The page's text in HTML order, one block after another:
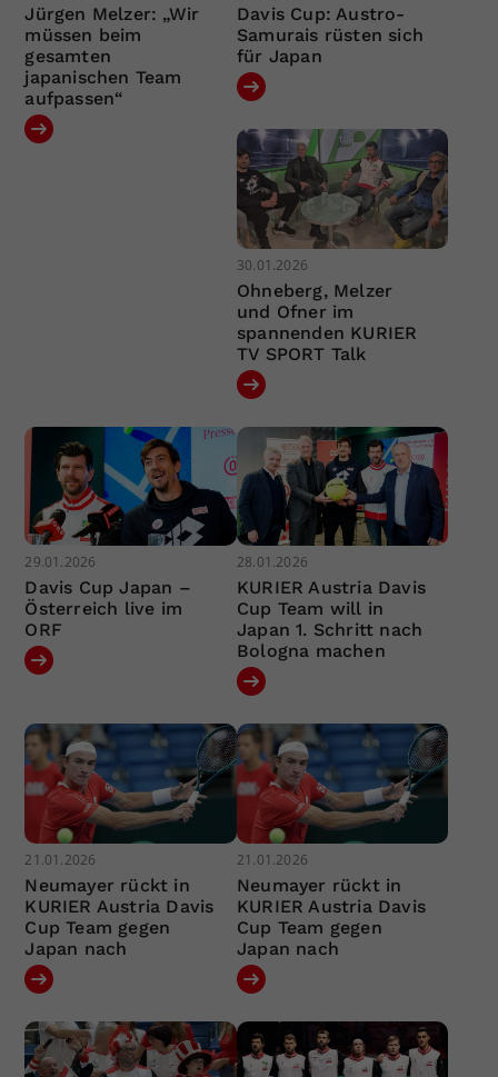
Jürgen Melzer: „Wir
müssen beim
gesamten
japanischen Team
aufpassen“
Davis Cup: Austro-
Samurais rüsten sich
für Japan
30.01.2026
Ohneberg, Melzer
und Ofner im
spannenden KURIER
TV SPORT Talk
29.01.2026
Davis Cup Japan –
Österreich live im
ORF
28.01.2026
KURIER Austria Davis
Cup Team will in
Japan 1. Schritt nach
Bologna machen
21.01.2026
Neumayer rückt in
KURIER Austria Davis
Cup Team gegen
Japan nach
21.01.2026
Neumayer rückt in
KURIER Austria Davis
Cup Team gegen
Japan nach